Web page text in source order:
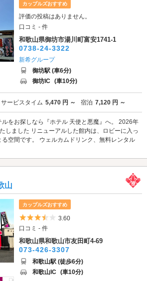
カップルズおすすめ
評価の投稿はありません。
口コミ - 件
和歌山県御坊市湯川町富安1741-1
0738-24-3322
新希グループ
御坊駅 (車6分)
御坊IC (車10分)
サービスタイム 5,470 円 ～ 宿泊 7,120 円 ～
をお探しなら『ホテル 天使と悪魔』へ。 2026年
しました リニューアルした館内は、ロビーに入っ
空間です。 ウェルカムドリンク、無料レンタル
山
カップルズおすすめ
5つ星のうち3.5
3.60
口コミ - 件
和歌山県和歌山市友田町4-69
073-426-3307
和歌山駅 (徒歩6分)
和歌山IC (車10分)